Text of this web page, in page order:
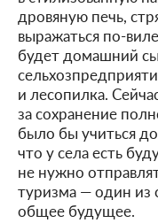
дровяную печь,
выражаться по-
будет домашний
и лесопилка.
за сохранение
было бы учиться
что у села есть
не нужно
туризма — один из
общее будущее.